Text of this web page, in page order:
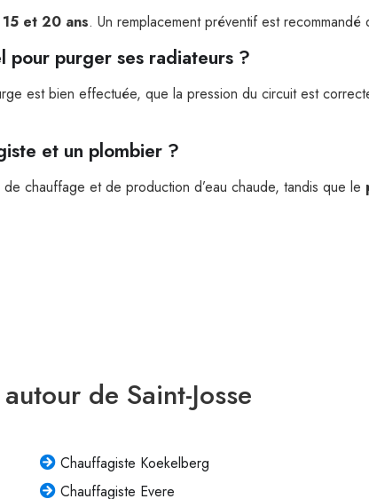
et 20 ans. Un remplacement préventif est
pour purger ses radiateurs ?
est bien effectuée, que la pression du circuit est
et un plombier ?
chauffage et de production d’eau chaude, tandis que le
de Saint-Josse
Chauffagiste Koekelberg
Chauffagiste Evere